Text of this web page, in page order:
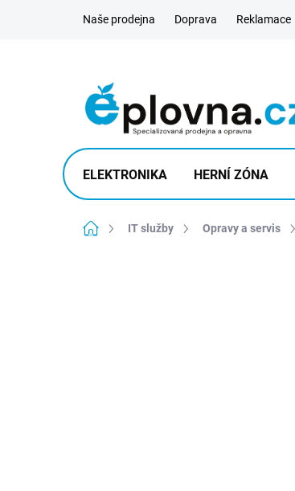
Naše prodejna Doprava Reklamace
ELEKTRONIKA HERNÍ ZÓNA
Domů IT služby Opravy a servis